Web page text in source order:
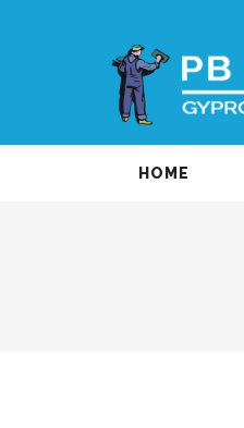
HOME